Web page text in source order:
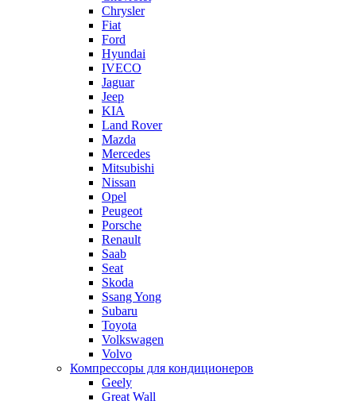
Chrysler
Fiat
Ford
Hyundai
IVECO
Jaguar
Jeep
KIA
Land Rover
Mazda
Mercedes
Mitsubishi
Nissan
Opel
Peugeot
Porsche
Renault
Saab
Seat
Skoda
Ssang Yong
Subaru
Toyota
Volkswagen
Volvo
Компрессоры для кондиционеров
Geely
Great Wall